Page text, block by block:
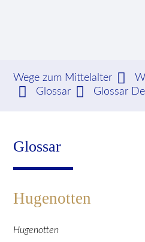
Suchbegriffe
Wege zum Mittelalter
Glossar
Glossar
Glossar
Hugenotten
Hugenotten